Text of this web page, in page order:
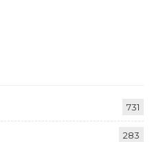
731
283